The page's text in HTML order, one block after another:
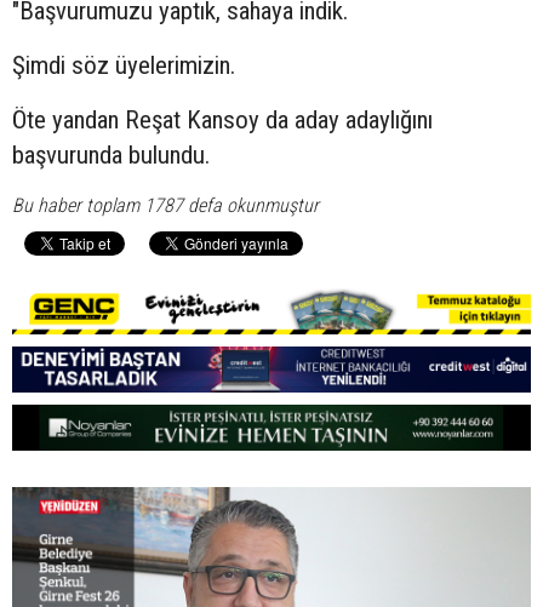
"Başvurumuzu yaptık, sahaya indik.
Şimdi söz üyelerimizin.
Öte yandan Reşat Kansoy da aday adaylığını
başvurunda bulundu.
Bu haber toplam 1787 defa okunmuştur